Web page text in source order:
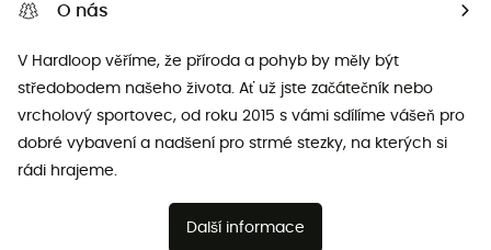
O nás
V Hardloop věříme, že příroda a pohyb by měly být
středobodem našeho života. Ať už jste začátečník nebo
vrcholový sportovec, od roku 2015 s vámi sdílíme vášeň pro
dobré vybavení a nadšení pro strmé stezky, na kterých si
rádi hrajeme.
Další informace